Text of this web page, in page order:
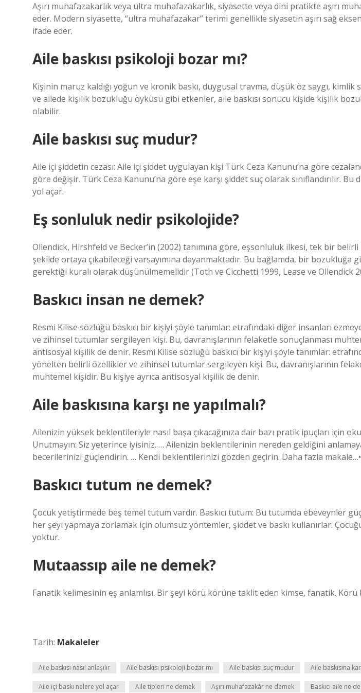
Aşırı muhafazakarlık veya ultra muhafazakarlık, siyasette veya dini pratikte aşırı
eder. Modern siyasette, “ultra muhafazakar” terimi genellikle siyasetin aşırı sağ
ifade eder.
Aile baskısı psikoloji bozar mı?
Kişinin maruz kaldığı yoğun ve kronik baskı, duygusal travma, düşük öz saygı, kimlik
ve ailede kişilik bozukluğu öyküsü gibi etkenler, aile baskısı sonucu kişide kişilik
olabilir.
Aile baskısı suç mudur?
Aile içi şiddetin cezası: Aile içi şiddet uygulayan kişi Türk Ceza Kanunu’na göre
göre değişir. Türk Ceza Kanunu’na göre eşe karşı şiddet suç olarak sınıflandırılır. Bu
yol açar.
Eş sonluluk nedir psikolojide?
Ollendick, Hirshfeld ve Becker’in (2002) tanımına göre, eşsonluluk ilkesi, tek bir
şekilde ortaya çıkabileceği varsayımına dayanmaktadır. Bu bağlamda, bir bozukluğa
gerektiği kuralı olarak düşünülmemelidir (Toth ve Cicchetti 1999, Lease ve Ollendick
Baskıcı insan ne demek?
Resmi Kilise sözlüğü baskıcı bir kişiyi şöyle tanımlar: etrafındaki diğer insanları
ve zihinsel tutumlar sergileyen kişi. Bu, davranışlarının felaketle sonuçlanması
antisosyal kişilik de denir. Resmi Kilise sözlüğü baskıcı bir kişiyi şöyle tanımlar:
yönelten belirli özellikler ve zihinsel tutumlar sergileyen kişi. Bu, davranışlarının
muhtemel kişidir. Bu kişiye ayrıca antisosyal kişilik de denir.
Aile baskısına karşı ne yapılmalı?
Ailenizin yüksek beklentileriyle nasıl başa çıkacağınıza dair bazı pratik ipuçları için
Unutmayın: Siz yeterince iyisiniz. … Ailenizin beklentilerinin nereden geldiğini
becerilerinizi güçlendirin. … Kendi beklentilerinizi gözden geçirin. Daha fazla
Baskıcı tutum ne demek?
Çocuk yetiştirmede beş temel tutum vardır. Baskıcı tutum: Bu tutumda ebeveynler
her şeyi yapmaya zorlamak için olumsuz yöntemler, şiddet ve baskı kullanırlar.
yoktur.
Mutaassıp aile ne demek?
Fanatik kelimesinin eş anlamlısı. Bir şeyi körü körüne taklit eden kimse, fanatik. Körü
Tarih: Makaleler
Aile baskısı nasıl anlaşılır Aile baskısı psikoloji bozar mı Aile baskısı suç mudur Aile baskısına
Aile içi baskı nelere yol açar Aile tipleri ne demek Aşırı muhafazakâr ne demek Baskıcı aile ne